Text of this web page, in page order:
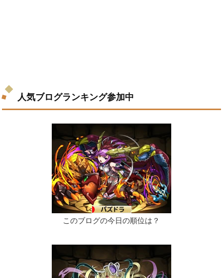
人気ブログランキング参加中
このブログの今日の順位は？